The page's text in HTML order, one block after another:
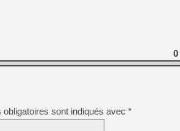
[GK] Agenda - GeForce
[LS] [PS5] ps5-y2jb-
[GK] Pourquoi Marvel
[GK] Test : Restory : Chill
[GK] GTA 6 : Rockstar
[GK] Hot Wheels Infinite
[GK] Mémoire cash -
[GK] Résultats Nintendo :
0
obligatoires sont indiqués avec *